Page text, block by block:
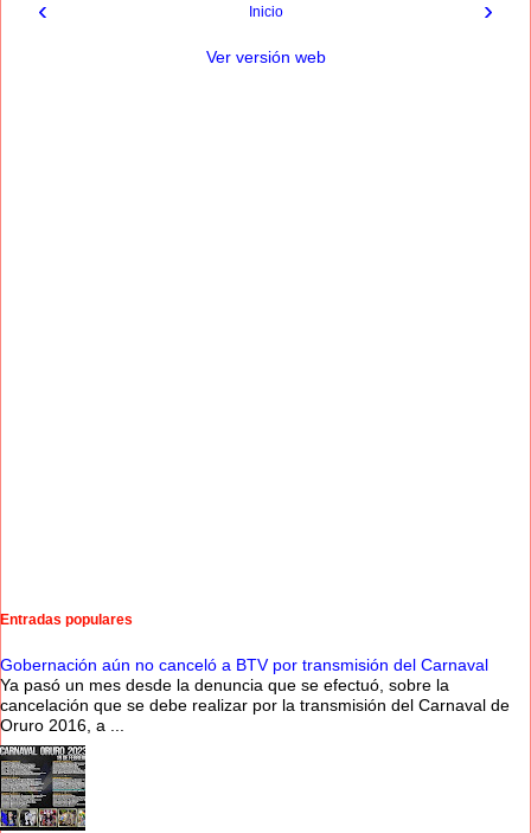
‹ ›
Inicio
Ver versión web
Entradas populares
Gobernación aún no canceló a BTV por transmisión del Carnaval
Ya pasó un mes desde la denuncia que se efectuó, sobre la
cancelación que se debe realizar por la transmisión del Carnaval de
Oruro 2016, a ...